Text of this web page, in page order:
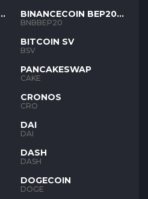
BINANCECOIN BEP20
BNB
BNBBEP20
BITCOIN SV
BSV
PANCAKESWAP
CAKE
CRONOS
CRO
DAI
DAI
DASH
DASH
DOGECOIN
DOGE